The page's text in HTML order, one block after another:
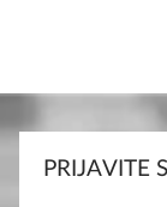
PRIJAVITE